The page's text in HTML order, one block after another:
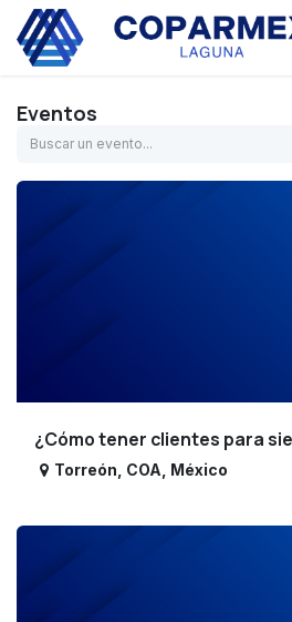
Ir al contenido
Eventos
¿Cómo tener clientes para
Torreón COA México